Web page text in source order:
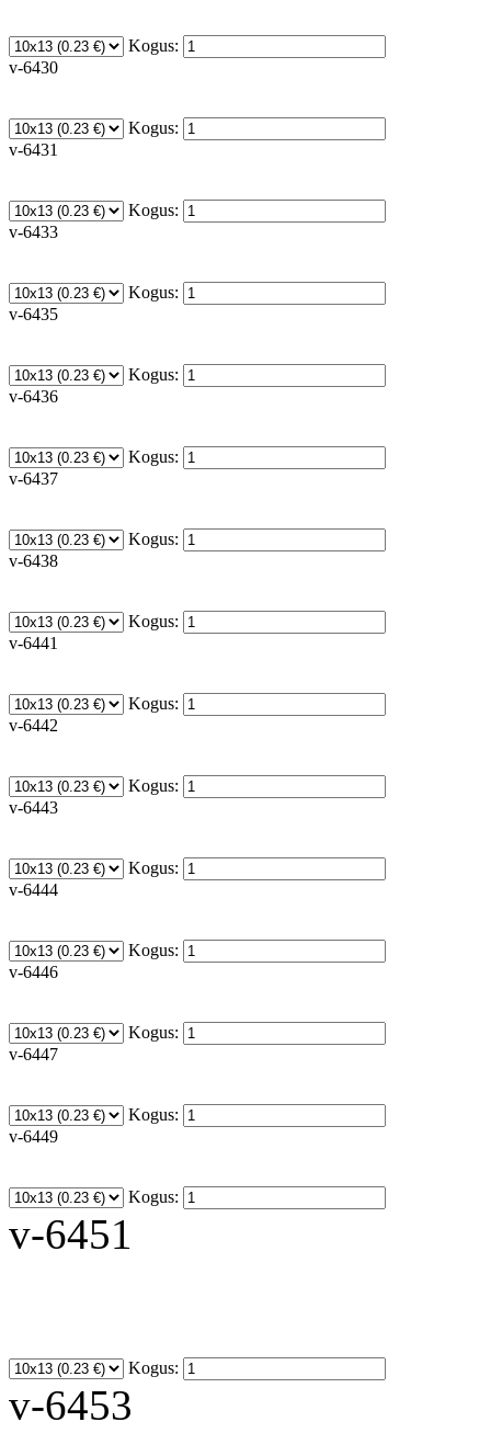
Kogus:
v-6430
Kogus:
v-6431
Kogus:
v-6433
Kogus:
v-6435
Kogus:
v-6436
Kogus:
v-6437
Kogus:
v-6438
Kogus:
v-6441
Kogus:
v-6442
Kogus:
v-6443
Kogus:
v-6444
Kogus:
v-6446
Kogus:
v-6447
Kogus:
v-6449
Kogus:
v-6451
Kogus:
v-6453